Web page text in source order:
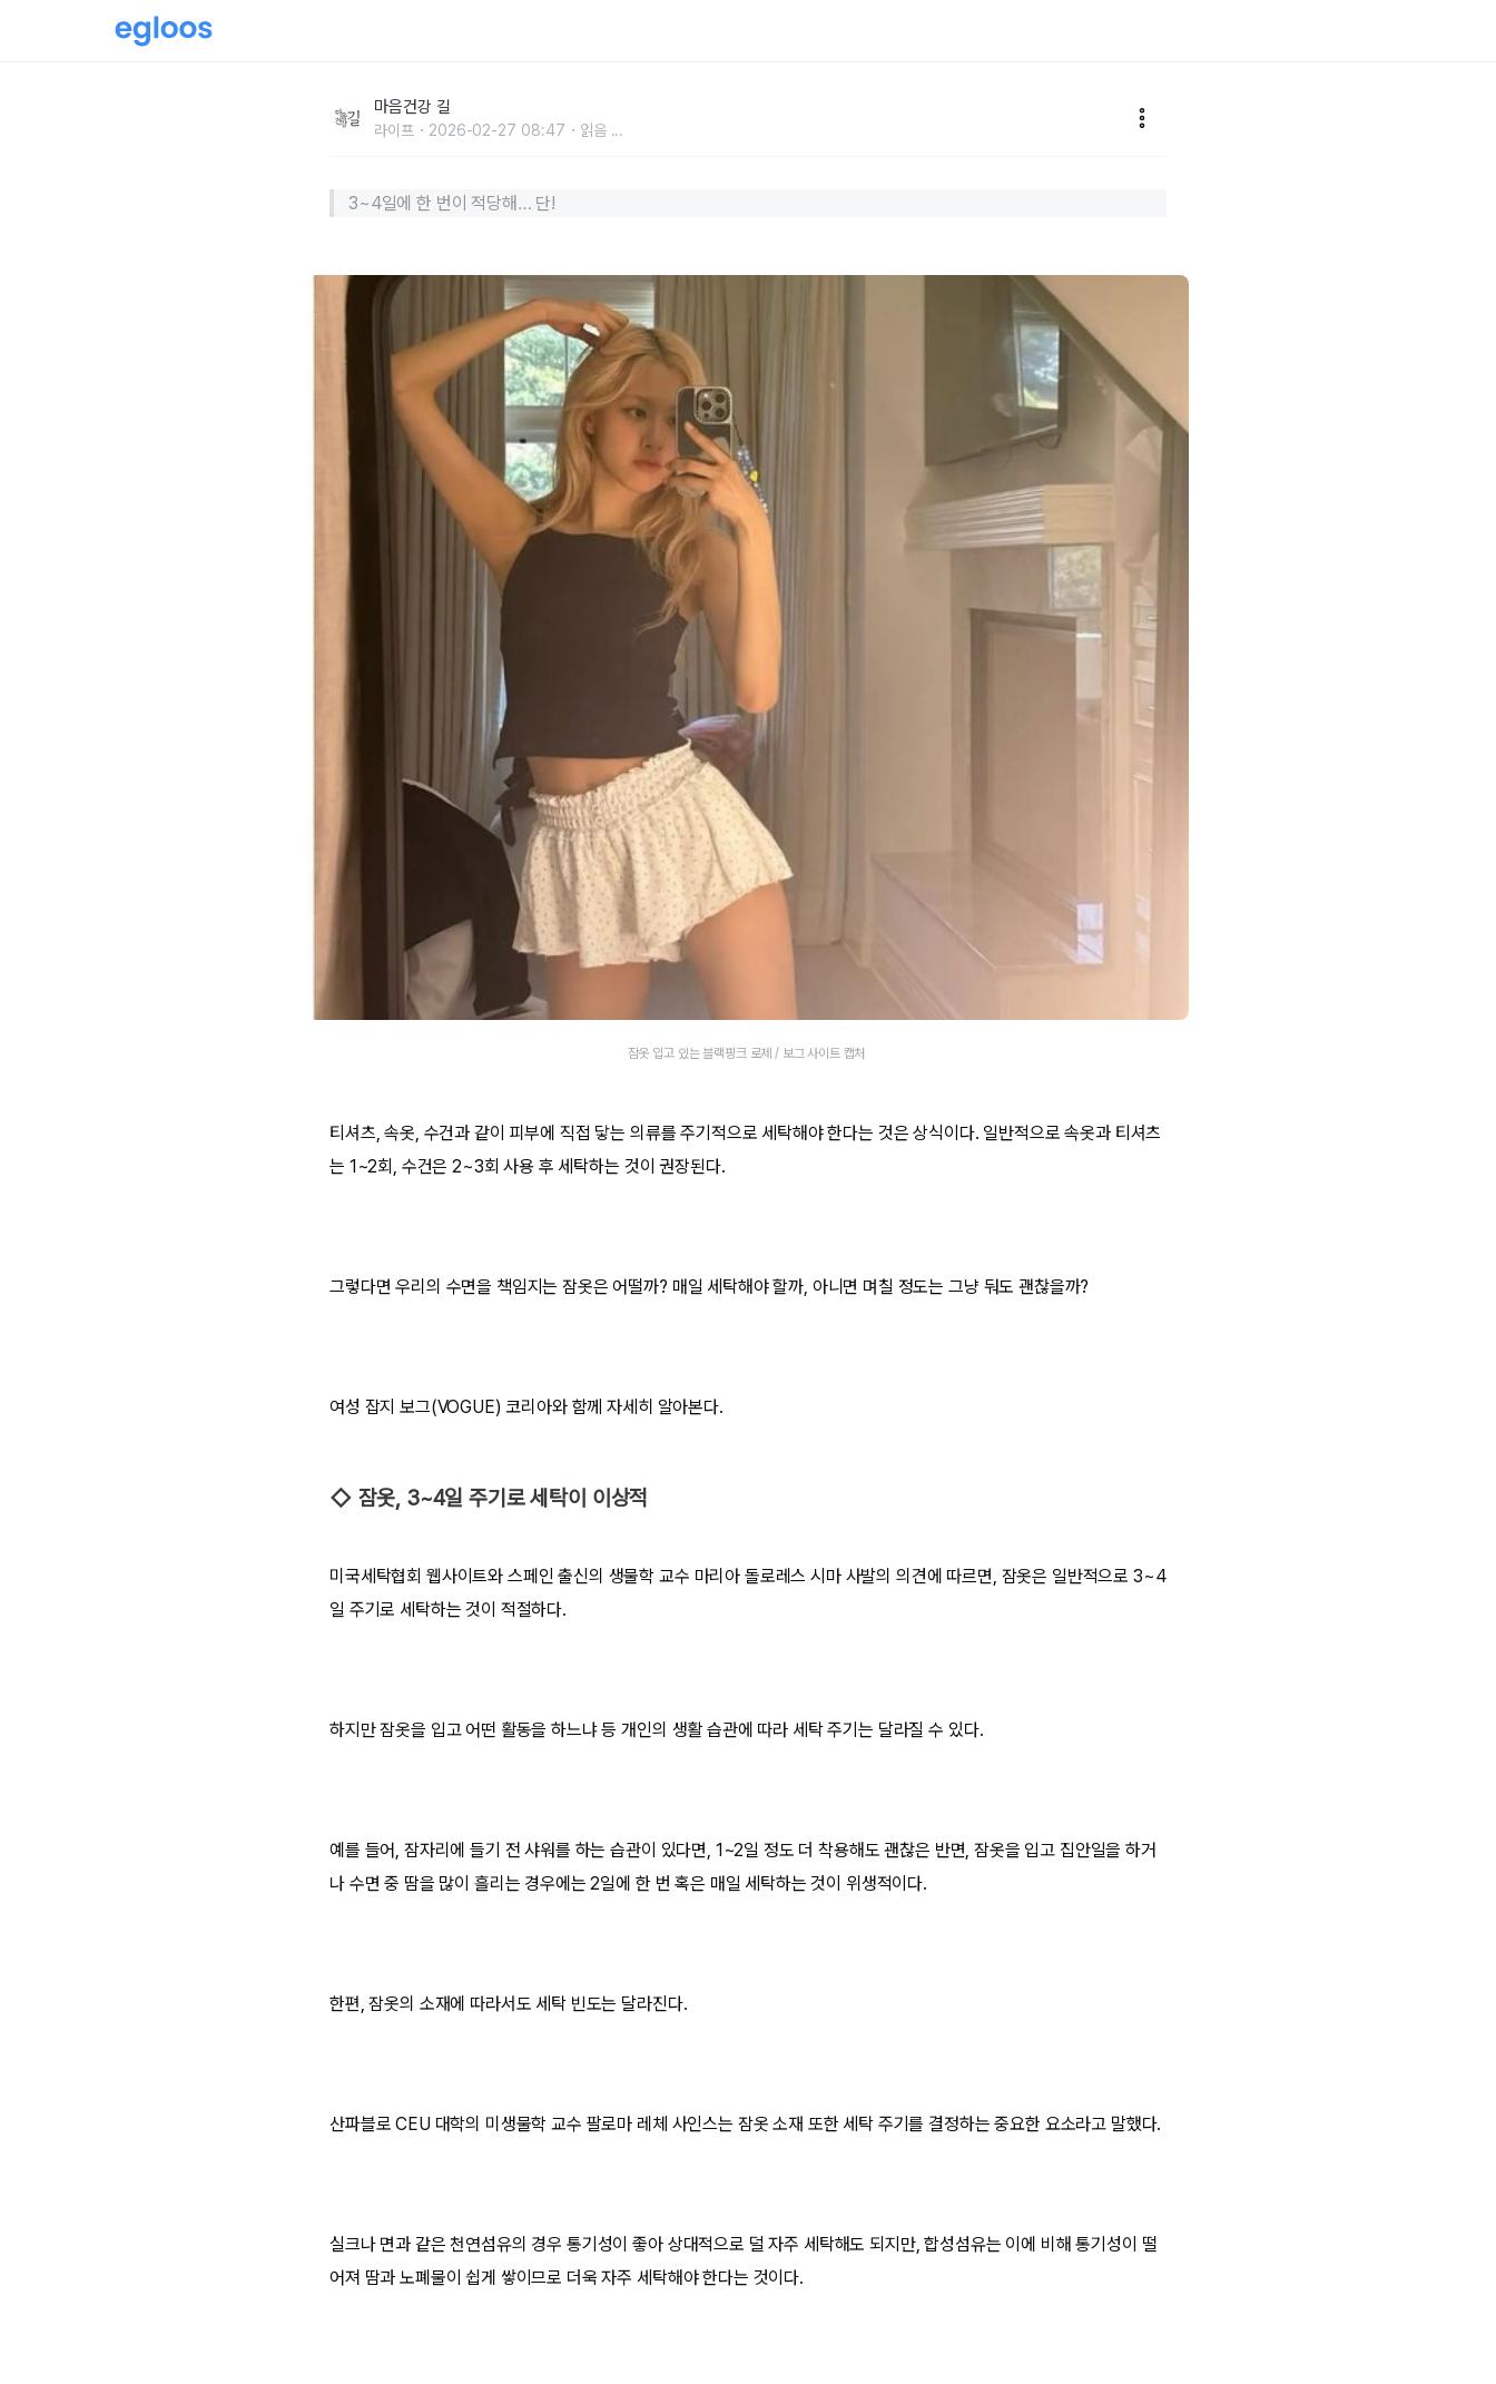
마음건강 길
라이프 2026-02-27 08:47 읽음 ...
3~4일에 한 번이 적당해… 단!
잠옷 입고 있는 블랙핑크 로제 / 보그 사이트 캡처
티셔츠, 속옷, 수건과 같이 피부에 직접 닿는 의류를 주기적으로 세탁해야 한다는 것은 상식이다. 일반적으로 속옷과 티셔츠
는 1~2회, 수건은 2~3회 사용 후 세탁하는 것이 권장된다.
그렇다면 우리의 수면을 책임지는 잠옷은 어떨까? 매일 세탁해야 할까, 아니면 며칠 정도는 그냥 둬도 괜찮을까?
여성 잡지 보그(VOGUE) 코리아와 함께 자세히 알아본다.
◇ 잠옷, 3~4일 주기로 세탁이 이상적
미국세탁협회 웹사이트와 스페인 출신의 생물학 교수 마리아 돌로레스 시마 사발의 의견에 따르면, 잠옷은 일반적으로 3~4
일 주기로 세탁하는 것이 적절하다.
하지만 잠옷을 입고 어떤 활동을 하느냐 등 개인의 생활 습관에 따라 세탁 주기는 달라질 수 있다.
예를 들어, 잠자리에 들기 전 샤워를 하는 습관이 있다면, 1~2일 정도 더 착용해도 괜찮은 반면, 잠옷을 입고 집안일을 하거
나 수면 중 땀을 많이 흘리는 경우에는 2일에 한 번 혹은 매일 세탁하는 것이 위생적이다.
한편, 잠옷의 소재에 따라서도 세탁 빈도는 달라진다.
산파블로 CEU 대학의 미생물학 교수 팔로마 레체 사인스는 잠옷 소재 또한 세탁 주기를 결정하는 중요한 요소라고 말했다.
실크나 면과 같은 천연섬유의 경우 통기성이 좋아 상대적으로 덜 자주 세탁해도 되지만, 합성섬유는 이에 비해 통기성이 떨
어져 땀과 노폐물이 쉽게 쌓이므로 더욱 자주 세탁해야 한다는 것이다.